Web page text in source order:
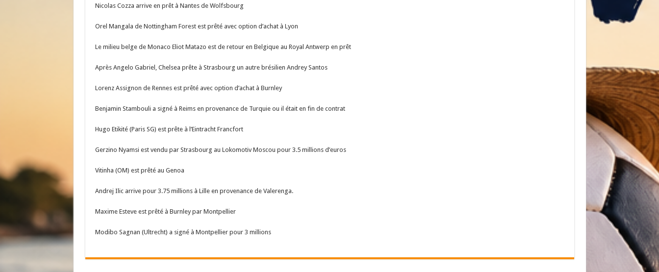
Nicolas Cozza arrive en prêt à Nantes de Wolfsbourg
Orel Mangala de Nottingham Forest est prêté avec option d’achat à Lyon
Le milieu belge de Monaco Eliot Matazo est de retour en Belgique au Royal Antwerp en prêt
Après Angelo Gabriel, Chelsea prête à Strasbourg un autre brésilien Andrey Santos
Lorenz Assignon de Rennes est prêté avec option d’achat à Burnley
Benjamin Stambouli a signé à Reims en provenance de Turquie ou il était en fin de contrat
Hugo Etikité (Paris SG) est prête à l’Eintracht Francfort
Gerzino Nyamsi est vendu par Strasbourg au Lokomotiv Moscou pour 3.5 millions d’euros
Vitinha (OM) est prêté au Genoa
Andrej Ilic arrive pour 3.75 millions à Lille en provenance de Valerenga.
Maxime Esteve est prêté à Burnley par Montpellier
Modibo Sagnan (Ultrecht) a signé à Montpellier pour 3 millions